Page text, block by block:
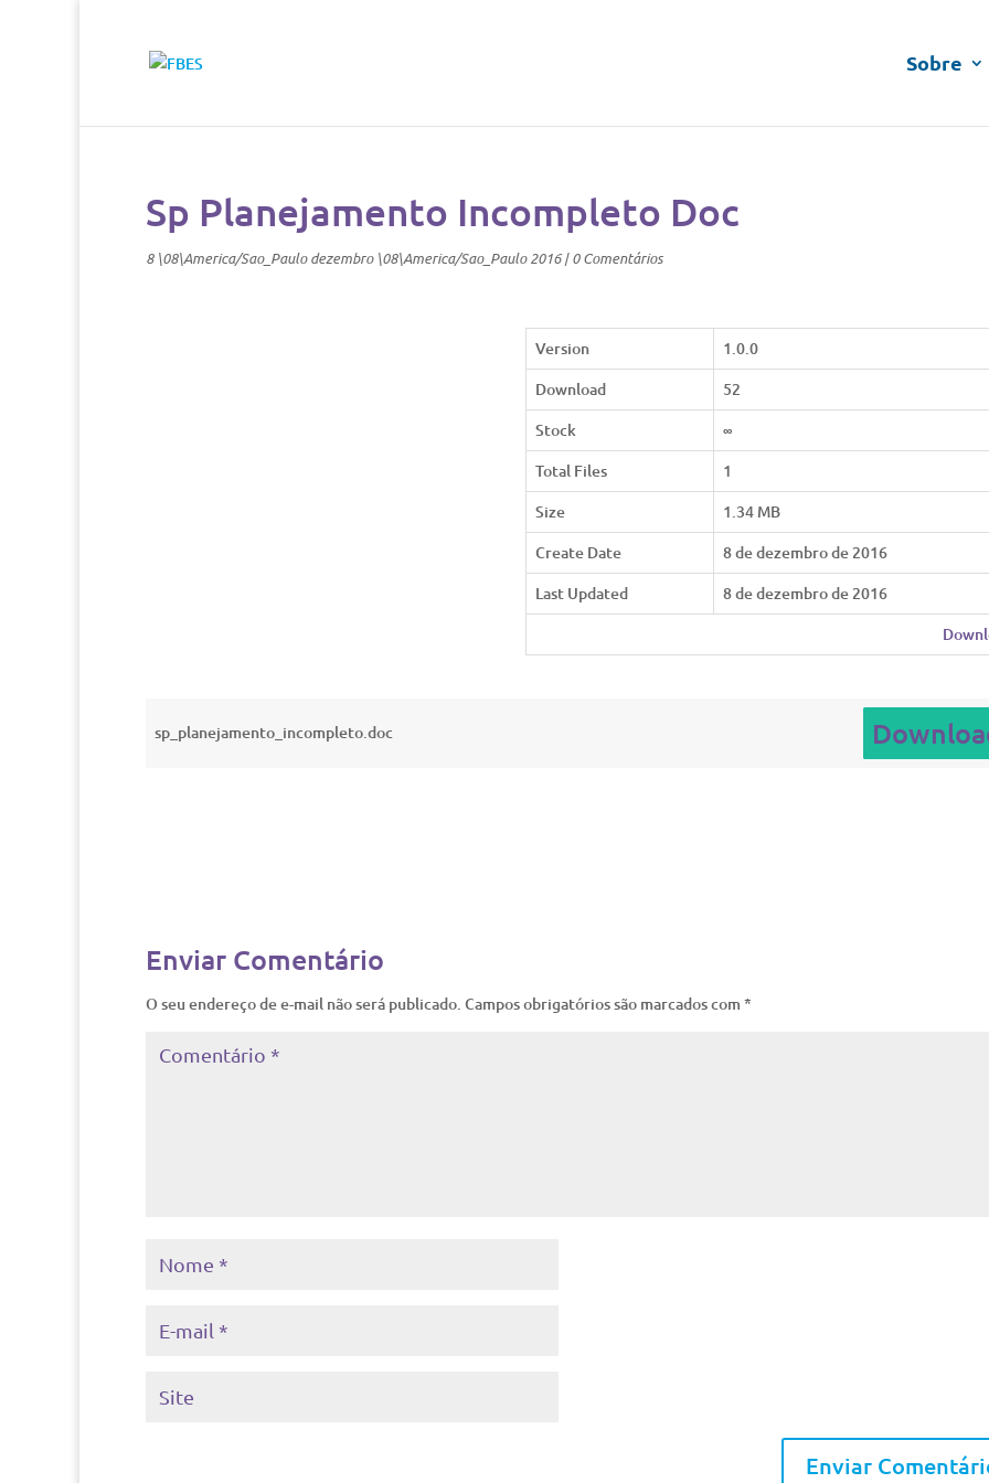
Sobre
Sp Planejamento Incompleto Doc
8 \08\America/Sao_Paulo dezembro \08\America/Sao_Paulo 2016|0 Comentários
Version
1.0.0
Download
52
Stock
∞
Total Files
1
Size
1.34 MB
Create Date
8 de dezembro de 2016
Last Updated
8 de dezembro de 2016
sp_planejamento_incompleto.doc
Enviar Comentário
O seu endereço de e-mail não será publicado. Campos obrigatórios são marcados com *